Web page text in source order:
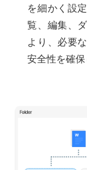
を細かく設
覧、編集、
より、必要
安全性を確保